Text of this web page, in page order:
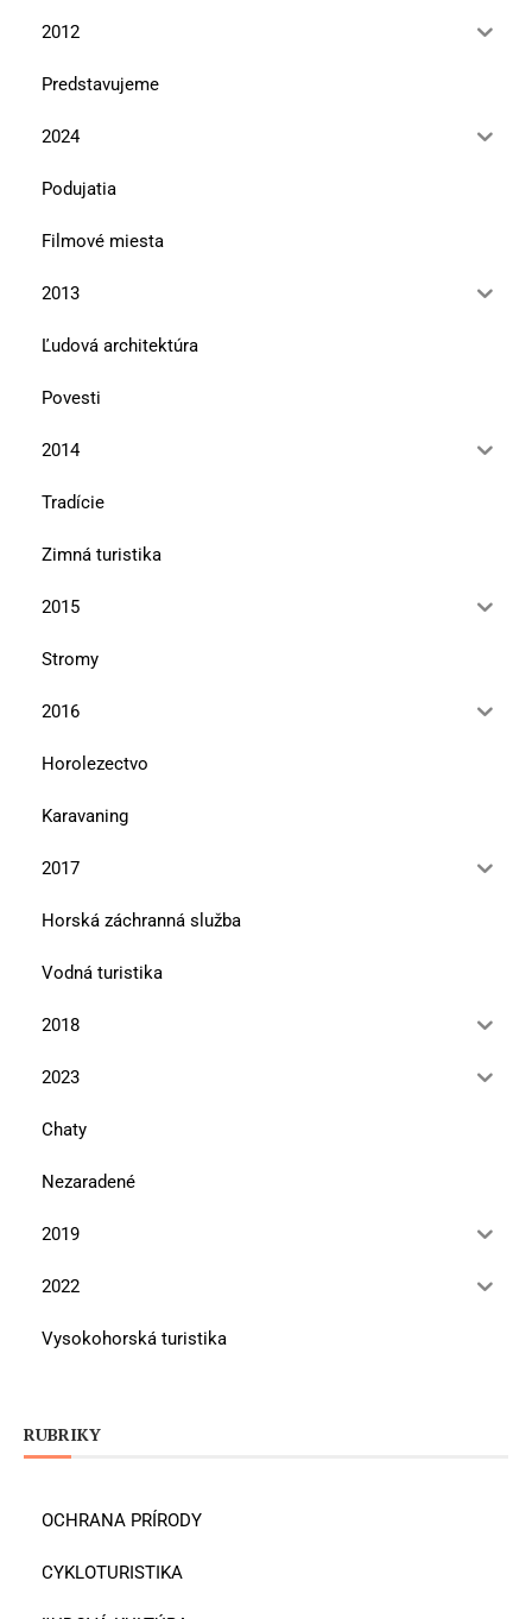
2012
Predstavujeme
2024
Podujatia
Filmové miesta
2013
Ľudová architektúra
Povesti
2014
Tradície
Zimná turistika
2015
Stromy
2016
Horolezectvo
Karavaning
2017
Horská záchranná služba
Vodná turistika
2018
2023
Chaty
Nezaradené
2019
2022
Vysokohorská turistika
RUBRIKY
OCHRANA PRÍRODY
CYKLOTURISTIKA